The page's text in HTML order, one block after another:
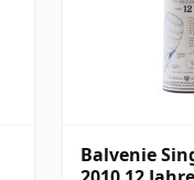
Balvenie